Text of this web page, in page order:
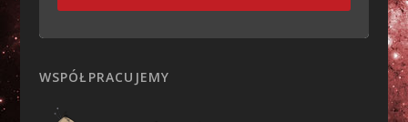
WSPÓŁPRACUJEMY